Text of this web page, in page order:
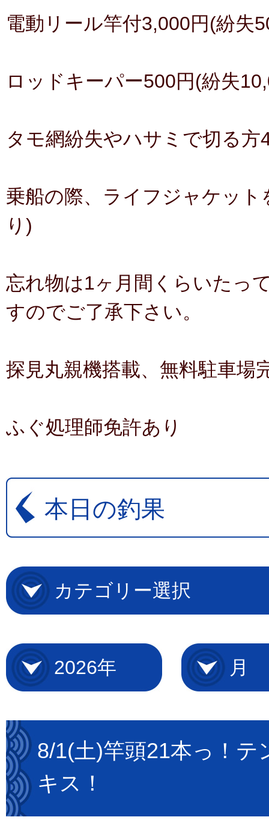
電動リール竿付3,000円(紛失
ロッドキーパー500円(紛失
タモ網紛失やハサミで切る
乗船の際、ライフジャケッ
り)
忘れ物は1ヶ月間くらいたっ
すのでご了承下さい。
探見丸親機搭載、無料駐車場
ふぐ処理師免許あり
本日の釣果
8/1(土)竿頭21本っ！
キス！